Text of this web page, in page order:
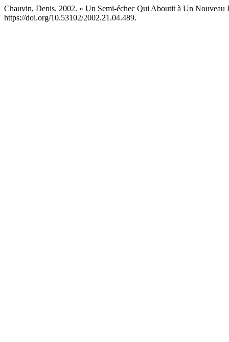
Chauvin, Denis. 2002. « Un Semi-échec Qui Aboutit à Un Nouveau
https://doi.org/10.53102/2002.21.04.489.